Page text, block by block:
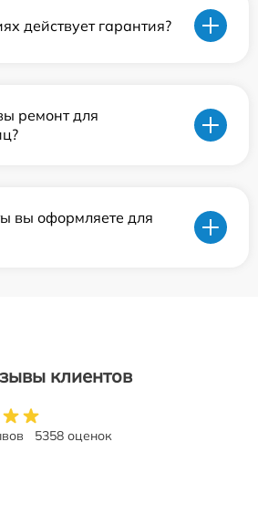
действует гарантия?
ремонт для
вы оформляете для
клиентов
5358 оценок